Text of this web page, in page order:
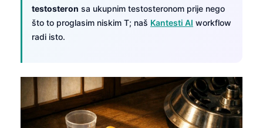
testosteron sa ukupnim testosteronom prije nego
što to proglasim niskim T; naš Kantesti AI workflow
radi isto.